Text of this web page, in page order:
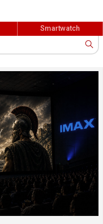
:128/256 GB (UFS 2.2)
:Tidak
host, USB On-The-Go
dual band, Wi-Fi direct,
4500 mAh
Pro dapat dipelajari
. Di situs hp ini, kamu
hp Oppo
hp Oppo terbaru.
Smartwatch